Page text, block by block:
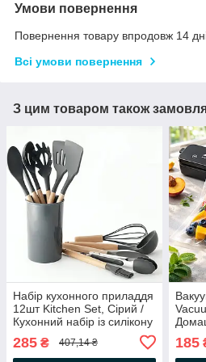
Умови повернення
Повернення товару впродовж 14
Всі умови повернення
З цим товаром також
Набір кухонного приладдя
12шт Kitchen Set, Сірий /
Кухонний набір із силікону
285 ₴ 407,14 ₴ 185